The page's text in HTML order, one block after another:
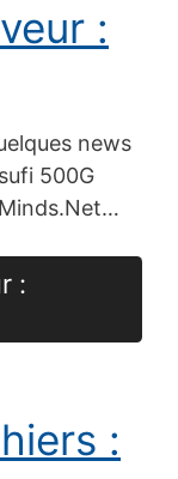
:
news
500G
:
: